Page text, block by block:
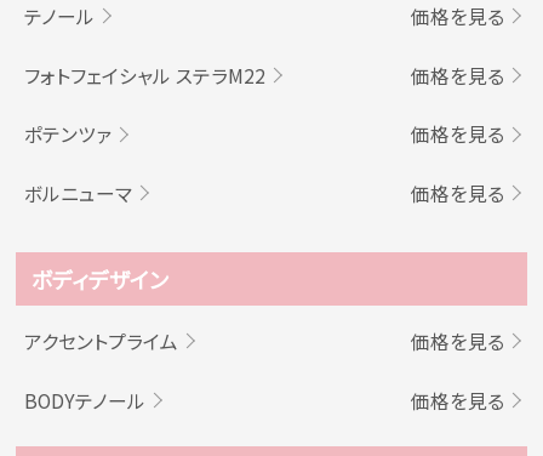
テノール 価格を見る
フォトフェイシャル ステラM22 価格を見る
ポテンツァ 価格を見る
ボルニューマ 価格を見る
ボディデザイン
アクセントプライム 価格を見る
BODYテノール 価格を見る